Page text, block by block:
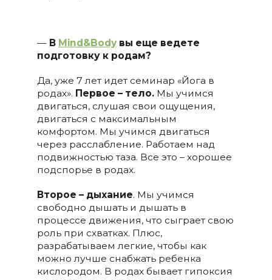
— В Mind&Bodyвы еще ведете
подготовку к родам?
Да, уже 7 лет идет семинар «Йога в
родах». Первое – тело.Мы учимся
двигаться, слушая свои ощущения,
двигаться с максимальным
комфортом. Мы учимся двигаться
через расслабление. Работаем над
подвижностью таза. Все это – хорошее
подспорье в родах.
Второе – дыхание. Мы учимся
свободно дышать и дышать в
процессе движения, что сыграет свою
роль при схватках. Плюс,
разрабатываем легкие, чтобы как
можно лучше снабжать ребенка
кислородом. В родах бывает гипоксия